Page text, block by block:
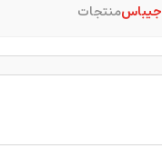
جيباسمنتجات